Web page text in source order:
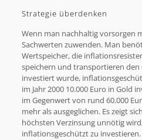
Strategie überdenken
Wenn man nachhaltig vorsorgen
Sachwerten zuwenden. Man
Wertspeicher, die
speichern und transportieren den
investiert wurde,
im Jahr 2000 10.000 Euro in Gold
im Gegenwert von rund 60.000
mehr als ausgeglichen. Es zeigt
höchsten Verzinsung unnötig
inflationsgeschützt zu investieren.